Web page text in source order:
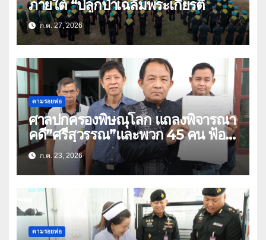
ภายใต้ “ปลูกป่าเฉลิมพระเกียรติ
ก.ค. 27, 2026
ตามรอยพ่อ
ศาลปกครองพิษณุโลก แถลงพิจารณา
คดี”ศรีสุวรรณ”และพวก 45 คน ฟ้อง
สร้างถนนตัดสวนเฉลิมพระเกียรติ 80
พรรษา (คลิป)
ก.ค. 23, 2026
ตามรอยพ่อ